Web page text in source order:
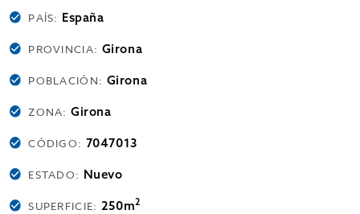
PAÍS: España
PROVINCIA: Girona
POBLACIÓN: Girona
ZONA:Girona
CÓDIGO: 7047013
ESTADO: Nuevo
SUPERFICIE: 250m2